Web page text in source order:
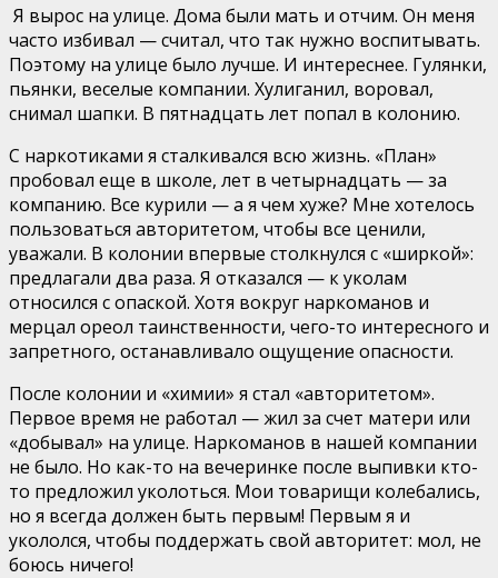
Я вырос на улице. Дома были мать и отчим. Он меня
часто избивал — считал, что так нужно воспитывать.
Поэтому на улице было лучше. И интереснее. Гулянки,
пьянки, веселые компании. Хулиганил, воровал,
снимал шапки. В пятнадцать лет попал в колонию.
С наркотиками я сталкивался всю жизнь. «План»
пробовал еще в школе, лет в четырнадцать — за
компанию. Все курили — а я чем хуже? Мне хотелось
пользоваться авторитетом, чтобы все ценили,
уважали. В колонии впервые столкнулся с «ширкой»:
предлагали два раза. Я отказался — к уколам
относился с опаской. Хотя вокруг наркоманов и
мерцал ореол таинственности, чего-то интересного и
запретного, останавливало ощущение опасности.
После колонии и «химии» я стал «авторитетом».
Первое время не работал — жил за счет матери или
«добывал» на улице. Наркоманов в нашей компании
не было. Но как-то на вечеринке после выпивки кто-
то предложил уколоться. Мои товарищи колебались,
но я всегда должен быть первым! Первым я и
укололся, чтобы поддержать свой авторитет: мол, не
боюсь ничего!